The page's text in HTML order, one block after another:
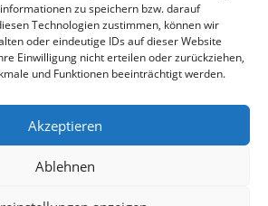
zu speichern bzw. darauf
Technologien zustimmen, können wir
oder eindeutige IDs auf dieser Website
Einwilligung nicht erteilen oder zurückziehen,
und Funktionen beeinträchtigt werden.
Akzeptieren
Ablehnen
84